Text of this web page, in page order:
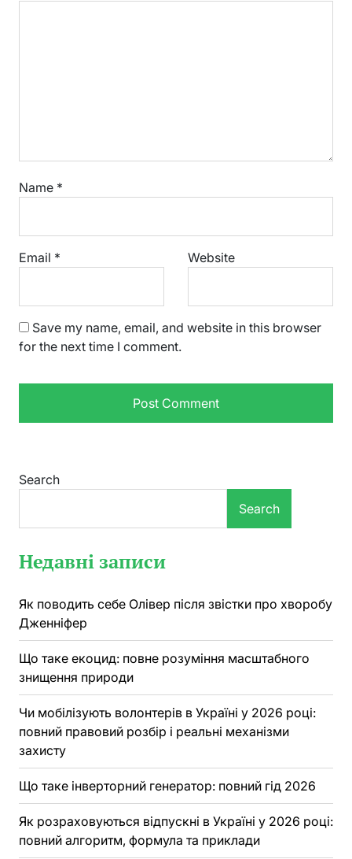
Name *
Email * Website
Save my name, email, and website in this browser
for the next time I comment.
Search
Search
Недавні записи
Як поводить себе Олівер після звістки про хворобу
Дженніфер
Що таке екоцид: повне розуміння масштабного
знищення природи
Чи мобілізують волонтерів в Україні у 2026 році:
повний правовий розбір і реальні механізми
захисту
Що таке інверторний генератор: повний гід 2026
Як розраховуються відпускні в Україні у 2026 році:
повний алгоритм, формула та приклади